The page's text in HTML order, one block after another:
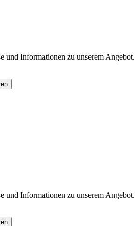
und Informationen zu unserem Angebot.
und Informationen zu unserem Angebot.